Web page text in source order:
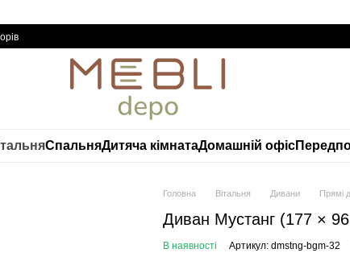
СпальняДитяча кімнатаДомашній офіс
Головна Вітальня Дивани Прямі
Диван Мустанг (177 ×
В наявності Артикул: dmstng-bgm-32